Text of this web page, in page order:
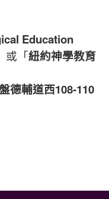
Education
或「紐約神學教育
德輔道西108-110